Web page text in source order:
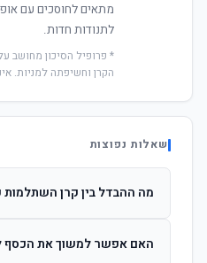
מתאים לחוסכים עם
לתנודות חדות.
* פרופיל הסיכון מחושב
הקרן וחשיפתה למניות.
שאלות נפוצות
מה ההבדל בין קרן השתלמות
ההשקעות. קרן מסלולית עוקבת
האם אפשר למשוך את הכסף לפני